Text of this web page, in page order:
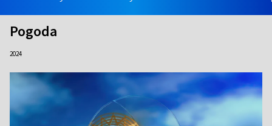
Pogoda
2024